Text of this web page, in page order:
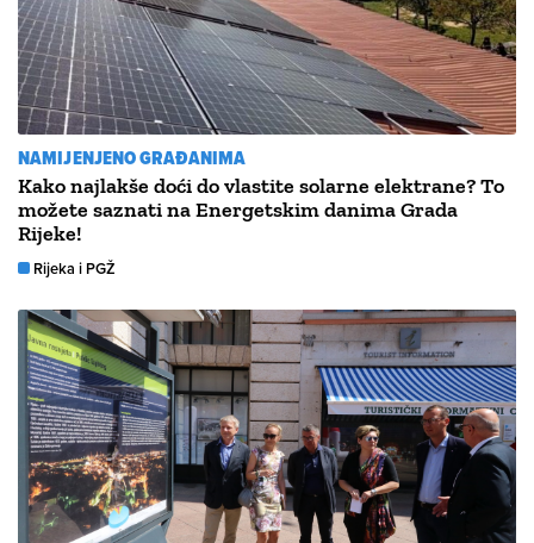
NAMIJENJENO GRAĐANIMA
Kako najlakše doći do vlastite solarne elektrane? To
možete saznati na Energetskim danima Grada
Rijeke!
Rijeka i PGŽ